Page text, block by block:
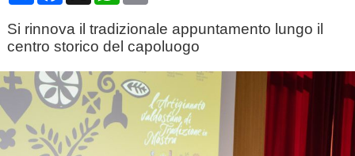
Si rinnova il tradizionale appuntamento lungo il
centro storico del capoluogo